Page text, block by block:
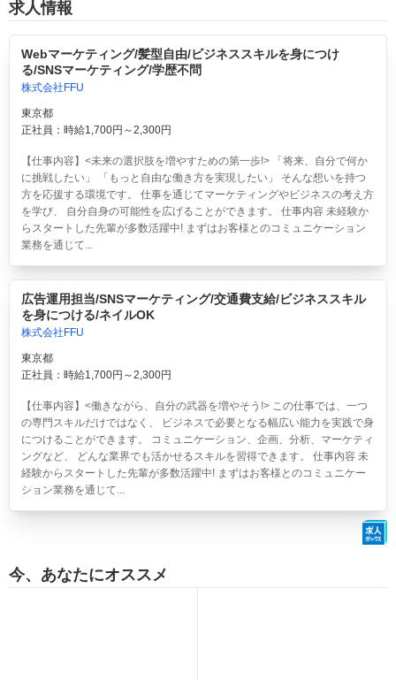
求人情報
Webマーケティング/髪型自由/ビジネススキルを身につけ
る/SNSマーケティング/学歴不問
株式会社FFU
東京都
正社員：時給1,700円～2,300円
【仕事内容】<未来の選択肢を増やすための第一歩!> 「将来、自分で何か
に挑戦したい」 「もっと自由な働き方を実現したい」 そんな想いを持つ
方を応援する環境です。 仕事を通じてマーケティングやビジネスの考え方
を学び、 自分自身の可能性を広げることができます。 仕事内容 未経験か
らスタートした先輩が多数活躍中! まずはお客様とのコミュニケーション
業務を通じて...
広告運用担当/SNSマーケティング/交通費支給/ビジネススキル
を身につける/ネイルOK
株式会社FFU
東京都
正社員：時給1,700円～2,300円
【仕事内容】<働きながら、自分の武器を増やそう!> この仕事では、一つ
の専門スキルだけではなく、 ビジネスで必要となる幅広い能力を実践で身
につけることができます。 コミュニケーション、企画、分析、マーケティ
ングなど、 どんな業界でも活かせるスキルを習得できます。 仕事内容 未
経験からスタートした先輩が多数活躍中! まずはお客様とのコミュニケー
ション業務を通じて...
今、あなたにオススメ